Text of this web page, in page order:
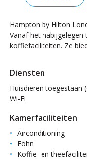
Hampton by Hilton
Vanaf het
koffiefaciliteiten. Ze
Diensten
Huisdieren toegestaan
Wi-Fi
Kamerfaciliteiten
Airconditioning
Föhn
Koffie- en